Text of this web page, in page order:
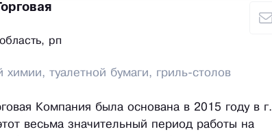
рп
химии, туалетной бумаги, гриль-столов
Компания была основана в 2015 году в г.
весьма значительный период работы на